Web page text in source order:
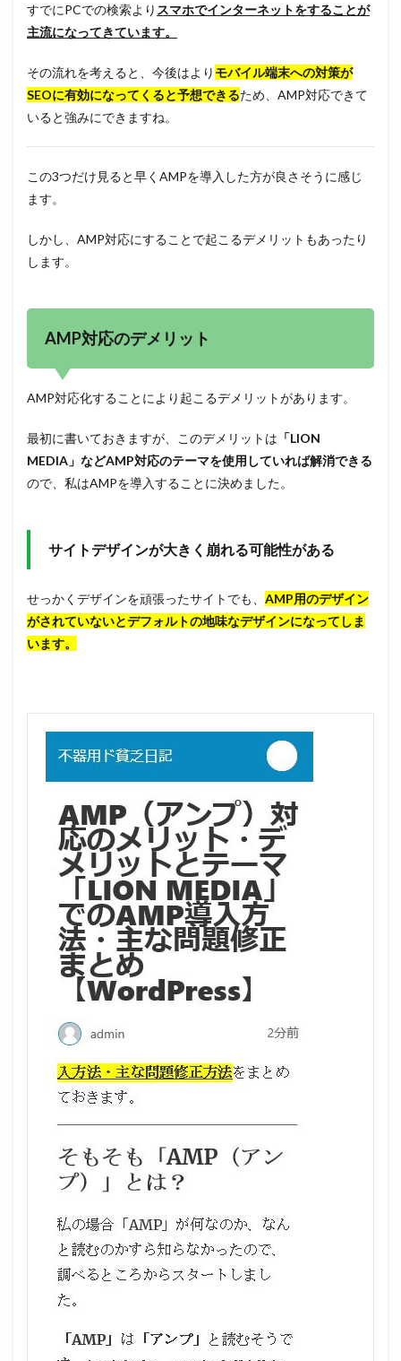
すでにPCでの検索より スマホでインターネットをすることが
主流になってきています。
その流れを考えると、今後はより モバイル端末への対策が
SEOに有効になってくると予想できるため、AMP対応できて
いると強みにできますね。
この3つだけ見ると早くAMPを導入した方が良さそうに感じ
ます。
しかし、AMP対応にすることで起こるデメリットもあったり
します。
AMP対応のデメリット
AMP対応化することにより起こるデメリットがあります。
最初に書いておきますが、このデメリットは 「LION
MEDIA」などAMP対応のテーマを使用していれば解消できる
ので、私はAMPを導入することに決めました。
サイトデザインが大きく崩れる可能性がある
せっかくデザインを頑張ったサイトでも、 AMP用のデザイン
がされていないとデフォルトの地味なデザインになってしま
います。